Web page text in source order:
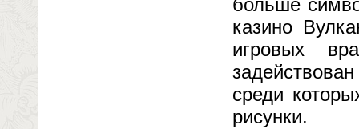
больше
казино
игровых
среди
рисунки.